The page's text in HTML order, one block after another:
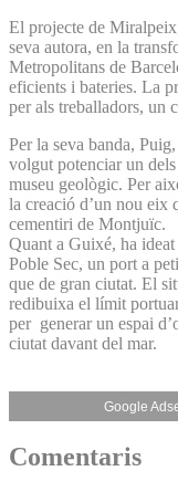
El projecte de
seva autora, en la
Metropolitans de
eficients i bateries. La
per als treballadors, un
Per la seva banda,
volgut potenciar un
museu geològic. Per
la creació d’un nou eix
cementiri de Montjuïc.
Quant a Guixé, ha
Poble Sec, un port a
que de gran ciutat. El
redibuixa el límit
per generar un espai
ciutat davant del mar.
Google
Comentaris